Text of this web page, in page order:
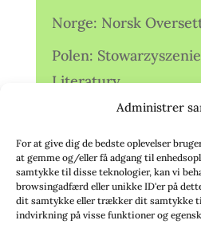
Administrer
For at give dig de bedste oplevelser
at gemme og/eller få adgang til
samtykke til disse teknologier, kan vi
browsingadfærd eller unikke ID'er på
dit samtykke eller trækker dit samtykke
indvirkning på visse funktioner og
Norge: Norsk
Polen:
Literatury
Storbritannien:
Association (TA)
Sverige:
Sverige: